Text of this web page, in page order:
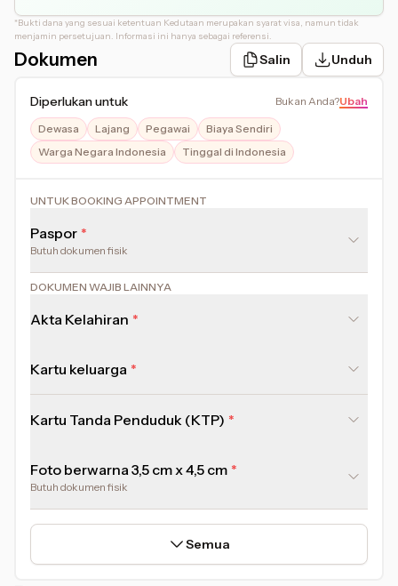
*Bukti dana yang sesuai ketentuan Kedutaan merupakan syarat visa, namun tidak
menjamin persetujuan. Informasi ini hanya sebagai referensi.
Dokumen Salin Unduh
Diperlukan untuk Bukan Anda?Ubah
Dewasa Lajang Pegawai
Biaya Sendiri
Warga Negara Indonesia
Tinggal di Indonesia
UNTUK BOOKING APPOINTMENT
Paspor
Butuh dokumen fisik
DOKUMEN WAJIB LAINNYA
Akta Kelahiran
Kartu keluarga
Kartu Tanda Penduduk (KTP)
Foto berwarna 3,5 cm x 4,5 cm
Butuh dokumen fisik
Semua